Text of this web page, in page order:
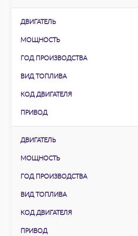
ДВИГАТЕЛЬ
МОЩНОСТЬ
ГОД ПРОИЗВОДСТВА
ВИД ТОПЛИВА
КОД ДВИГАТЕЛЯ
ПРИВОД
ДВИГАТЕЛЬ
МОЩНОСТЬ
ГОД ПРОИЗВОДСТВА
ВИД ТОПЛИВА
КОД ДВИГАТЕЛЯ
ПРИВОД